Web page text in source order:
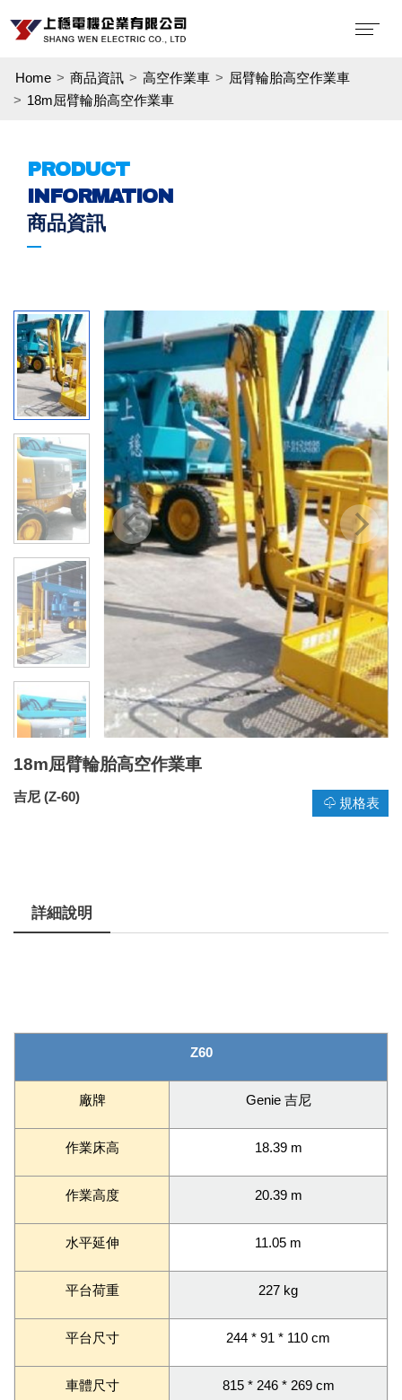
Home 商品資訊 高空作業車
屈臂輪胎高空作業車
18m屈臂輪胎高空作業車
PRODUCT
INFORMATION
商品資訊
18m屈臂輪胎高空作業車
吉尼 (Z-60) 規格表
詳細說明
Z60
廠牌 Genie 吉尼
作業床高 18.39 m
作業高度 20.39 m
水平延伸 11.05 m
平台荷重 227 kg
平台尺寸 244 * 91 * 110 cm
車體尺寸 815 * 246 * 269 cm